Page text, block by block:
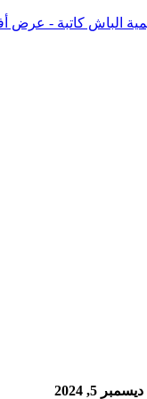
الباش كاتبة - عرض
ديسمبر 5, 2024